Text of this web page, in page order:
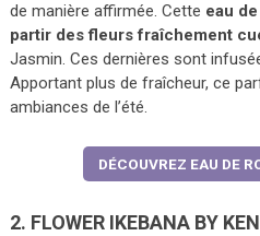
de manière affirmée. Cette eau
partir des fleurs fraîchement
Jasmin. Ces dernières sont
Apportant plus de fraîcheur, ce
ambiances de l’été.
DÉCOUVREZ EAU DE
2. FLOWER IKEBANA BY